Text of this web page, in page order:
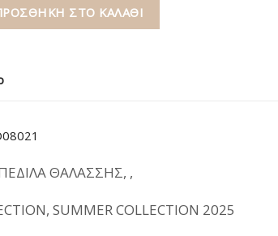
ΣΤΟ ΚΑΛΆΘΙ
ΘΑΛΑΣΣΗΣ, ,
, SUMMER COLLECTION 2025